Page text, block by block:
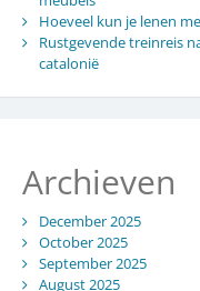
Hoeveel kun je lenen
Rustgevende treinreis
catalonië
Archieven
December 2025
October 2025
September 2025
August 2025